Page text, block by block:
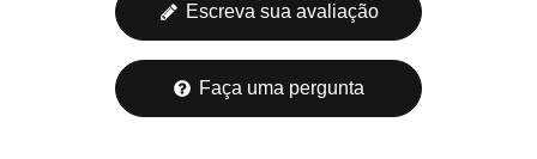
Escreva sua avaliação
Faça uma pergunta